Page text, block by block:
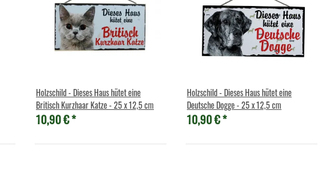
Holzschild - Dieses Haus hütet eine
Britisch Kurzhaar Katze - 25 x 12,5 cm
10,90 €*
Holzschild - Dieses Haus hütet eine
Deutsche Dogge - 25 x 12,5 cm
10,90 €*
13,90 €*